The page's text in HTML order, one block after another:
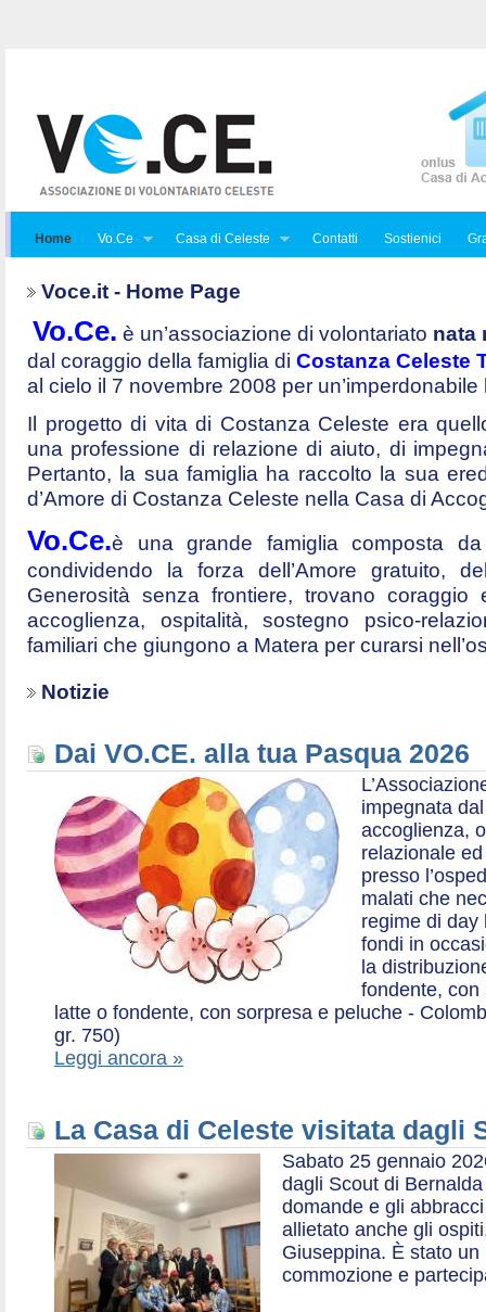
Home Vo.Ce Casa di Celeste Contatti Sostienici
Voce.it - Home Page
Vo.Ce. è un’associazione di volontariato nata
dal coraggio della famiglia di Costanza Celeste
al cielo il 7 novembre 2008 per
Il progetto di vita di Costanza Celeste era
una professione di relazione di aiuto, di
Pertanto, la sua famiglia ha raccolto la sua
d’Amore di Costanza Celeste nella Casa di
Vo.Ce.è una grande famiglia composta
condividendo la forza dell’Amore gratuito,
Generosità senza frontiere, trovano
accoglienza, ospitalità, sostegno psico-
familiari che giungono a Matera per curarsi
Notizie
Dai VO.CE. alla tua Pasqua 2026
impegnata
accoglienza,
relazionale
presso
malati che
regime di day
fondi in
la
fondente, con
latte o fondente, con sorpresa e peluche -
gr. 750)
Leggi ancora »
La Casa di Celeste visitata dagli
Sabato 25 gennaio
dagli Scout di
domande e gli
allietato anche gli
Giuseppina. È stato
commozione e